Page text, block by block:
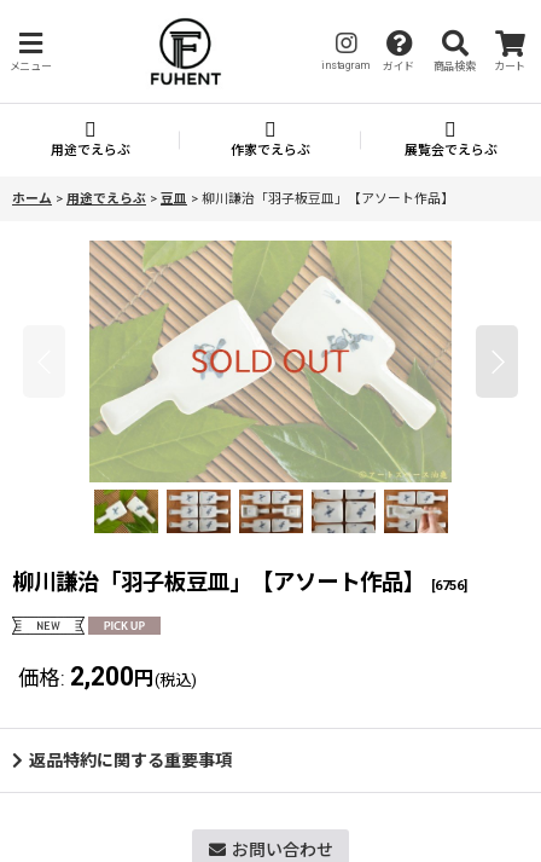
メニュー instagram ガイド 商品検索 カート
用途でえらぶ 作家でえらぶ 展覧会でえらぶ
ホーム > 用途でえらぶ > 豆皿 > 柳川謙治「羽子板豆皿」【アソート作品】
柳川謙治「羽子板豆皿」【アソート作品】 [6756]
価格: 2,200 円 (税込)
返品特約に関する重要事項
お問い合わせ